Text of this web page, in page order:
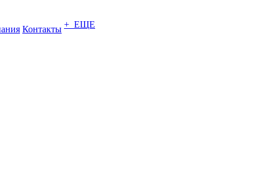
Контакты + ЕЩЕ